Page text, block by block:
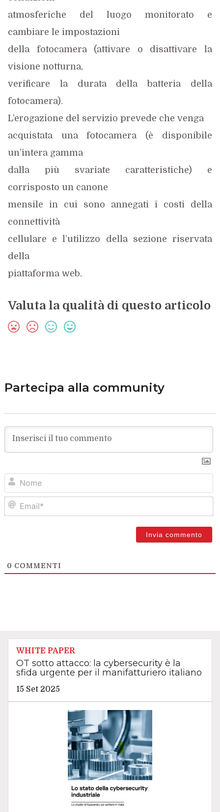
atmosferiche del luogo monitorato e
cambiare le impostazioni
della fotocamera (attivare o disattivare la
visione notturna,
verificare la durata della batteria della
fotocamera).
L’erogazione del servizio prevede che venga
acquistata una fotocamera (è disponibile
un’intera gamma
dalla più svariate caratteristiche) e
corrisposto un canone
mensile in cui sono annegati i costi della
connettività
cellulare e l’utilizzo della sezione riservata
della
piattaforma web.
Valuta la qualità di questo articolo
Partecipa alla community
0 COMMENTI
WHITE PAPER
OT sotto attacco: la cybersecurity è la
sfida urgente per il manifatturiero italiano
15 Set 2025